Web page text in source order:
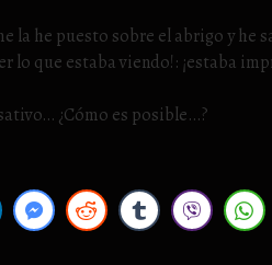
la he puesto sobre el abrigo y he
lo que estaba viendo!: ¡estaba
¿Cómo es posible…?